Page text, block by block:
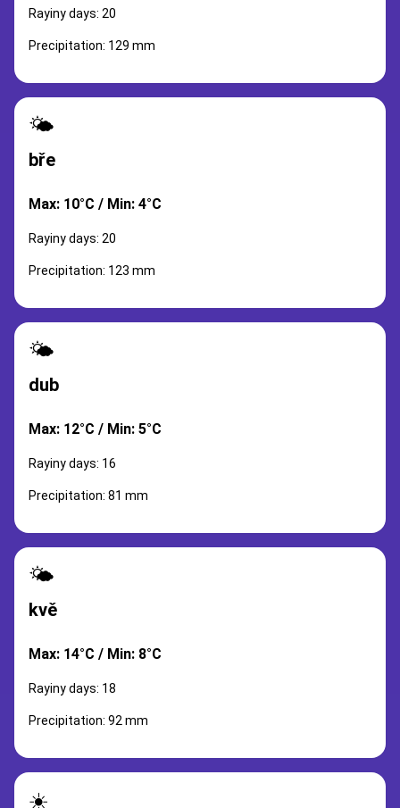
Rayiny days: 20
Precipitation: 129 mm
🌤️
bře
Max: 10°C / Min: 4°C
Rayiny days: 20
Precipitation: 123 mm
🌤️
dub
Max: 12°C / Min: 5°C
Rayiny days: 16
Precipitation: 81 mm
🌤️
kvě
Max: 14°C / Min: 8°C
Rayiny days: 18
Precipitation: 92 mm
☀️